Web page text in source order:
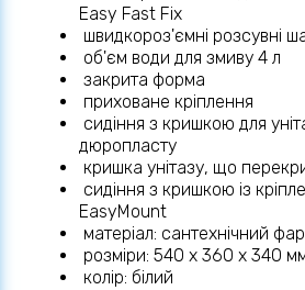
Easy Fast Fix
швидкороз'ємні розсувні
об'єм води для змиву 4 л
закрита форма
приховане кріплення
сидіння з кришкою для
дюропласту
кришка унітазу, що
сидіння з кришкою із
EasyMount
матеріал: сантехнічний
розміри: 540 х 360 х 340
колір: білий